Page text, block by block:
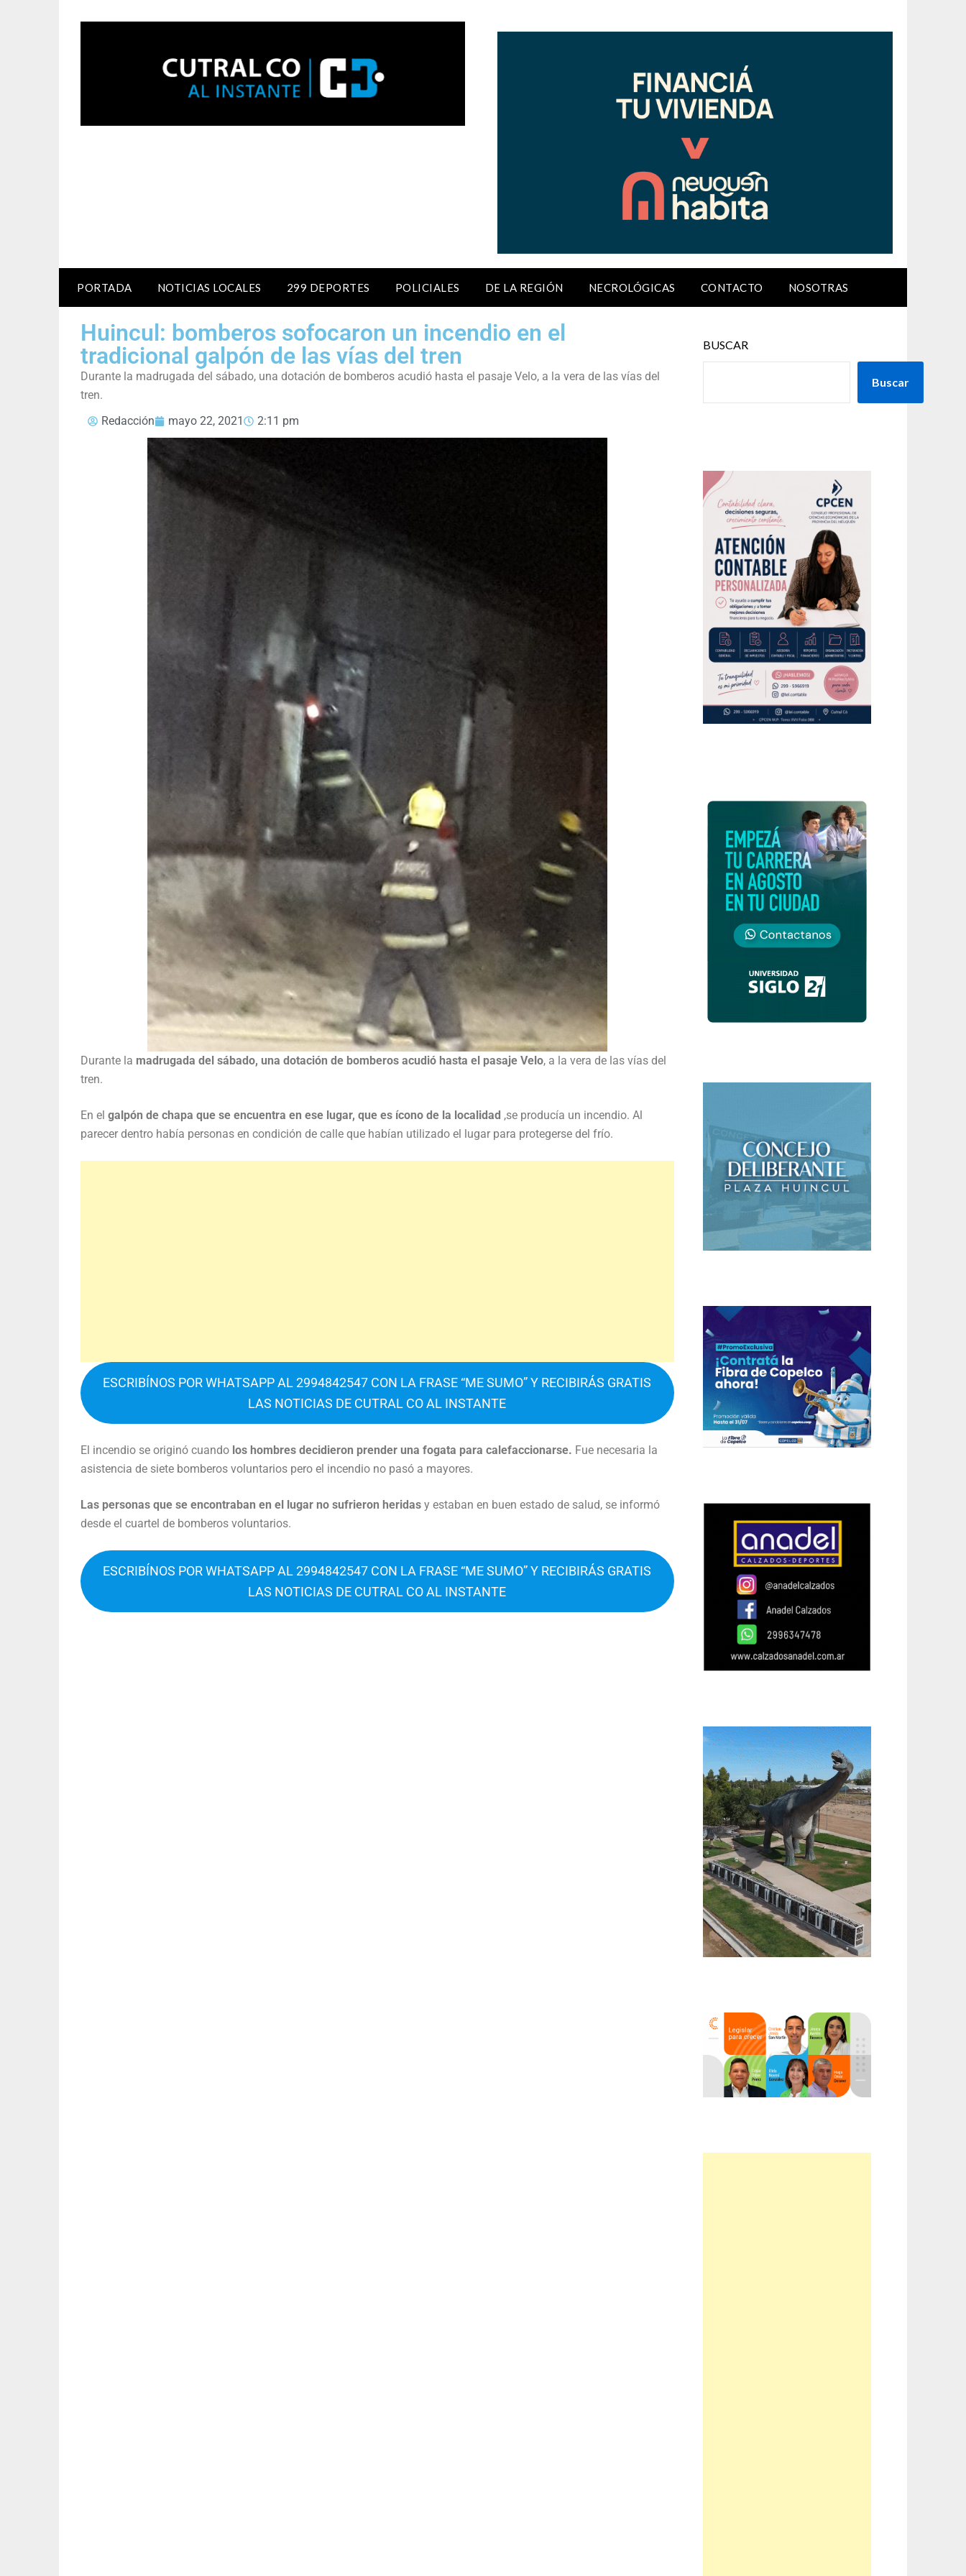
PORTADA NOTICIAS LOCALES 299 DEPORTES POLICIALES DE LA REGIÓN NECROLÓGICAS CONTACTO NOSOTRAS
Huincul: bomberos sofocaron un incendio en el
tradicional galpón de las vías del tren
Durante la madrugada del sábado, una dotación de bomberos acudió hasta el pasaje Velo, a la vera de las vías del
tren.
Redacción
mayo 22, 2021 2:11 pm
Durante la madrugada del sábado, una dotación de bomberos acudió hasta el pasaje Velo, a la vera de las vías del
tren.
En el galpón de chapa que se encuentra en ese lugar, que es ícono de la localidad ,se producía un incendio. Al
parecer dentro había personas en condición de calle que habían utilizado el lugar para protegerse del frío.
ESCRIBÍNOS POR WHATSAPP AL 2994842547 CON LA FRASE “ME SUMO” Y RECIBIRÁS GRATIS
LAS NOTICIAS DE CUTRAL CO AL INSTANTE
El incendio se originó cuando los hombres decidieron prender una fogata para calefaccionarse. Fue necesaria la
asistencia de siete bomberos voluntarios pero el incendio no pasó a mayores.
Las personas que se encontraban en el lugar no sufrieron heridas y estaban en buen estado de salud, se informó
desde el cuartel de bomberos voluntarios.
ESCRIBÍNOS POR WHATSAPP AL 2994842547 CON LA FRASE “ME SUMO” Y RECIBIRÁS GRATIS
LAS NOTICIAS DE CUTRAL CO AL INSTANTE
BUSCAR
Buscar